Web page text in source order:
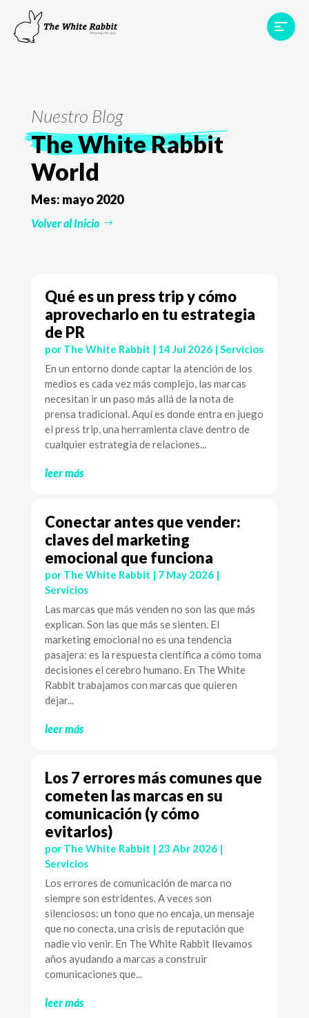
Proyectos
Testimonios
Nuestro Blog
The White Rabbit
World
Mes: mayo 2020
Volver al Inicio
Qué es un press trip y cómo
aprovecharlo en tu estrategia
de PR
por The White Rabbit | 14 Jul 2026| Servicios
En un entorno donde captar la atención de los
medios es cada vez más complejo, las marcas
necesitan ir un paso más allá de la nota de
prensa tradicional. Aquí es donde entra en juego
el press trip, una herramienta clave dentro de
cualquier estrategia de relaciones...
leer más
Conectar antes que vender:
claves del marketing
emocional que funciona
por The White Rabbit | 7 May 2026|
Servicios
Las marcas que más venden no son las que más
explican. Son las que más se sienten. El
marketing emocional no es una tendencia
pasajera: es la respuesta científica a cómo toma
decisiones el cerebro humano. En The White
Rabbit trabajamos con marcas que quieren
dejar...
leer más
Los 7 errores más comunes que
cometen las marcas en su
comunicación (y cómo
evitarlos)
por The White Rabbit | 23 Abr 2026|
Servicios
Los errores de comunicación de marca no
siempre son estridentes. A veces son
silenciosos: un tono que no encaja, un mensaje
que no conecta, una crisis de reputación que
nadie vio venir. En The White Rabbit llevamos
años ayudando a marcas a construir
comunicaciones que...
leer más